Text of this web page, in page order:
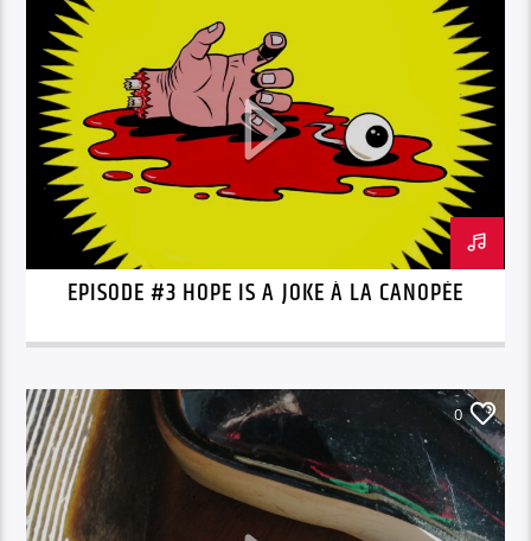
EPISODE #3 HOPE IS A JOKE À LA CANOPÉE
0